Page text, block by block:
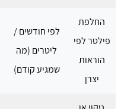
החלפת
פילטר לפי
הוראות
יצרן
לפי חודשים /
ליטרים (מה
שמגיע קודם)